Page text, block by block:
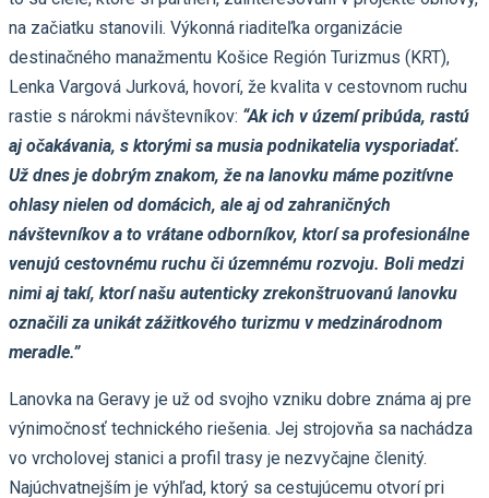
na začiatku stanovili. Výkonná riaditeľka organizácie
destinačného manažmentu Košice Región Turizmus (KRT),
Lenka Vargová Jurková, hovorí, že kvalita v cestovnom ruchu
rastie s nárokmi návštevníkov: “Ak ich v území pribúda, rastú
aj očakávania, s ktorými sa musia podnikatelia vysporiadať.
Už dnes je dobrým znakom, že na lanovku máme pozitívne
ohlasy nielen od domácich, ale aj od zahraničných
návštevníkov a to vrátane odborníkov, ktorí sa profesionálne
venujú cestovnému ruchu či územnému rozvoju. Boli medzi
nimi aj takí, ktorí našu autenticky zrekonštruovanú lanovku
označili za unikát zážitkového turizmu v medzinárodnom
meradle.”
Lanovka na Geravy je už od svojho vzniku dobre známa aj pre
výnimočnosť technického riešenia. Jej strojovňa sa nachádza
vo vrcholovej stanici a profil trasy je nezvyčajne členitý.
Najúchvatnejším je výhľad, ktorý sa cestujúcemu otvorí pri